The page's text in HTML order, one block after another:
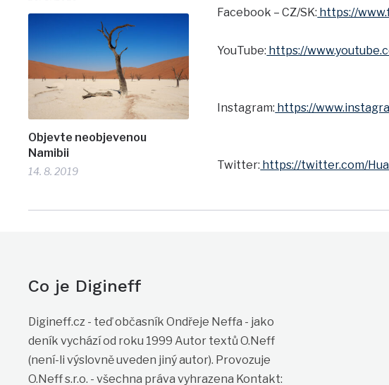
Objevte neobjevenou
Namibii
14. 8. 2019
Facebook – CZ/SK: https://
YouTube: https://
Instagram: https://
Twitter: https://twitter.com/
Co je Digineff
Digineff.cz - teď občasník Ondřeje Neffa - jako
deník vychází od roku 1999 Autor textů O.Neff
(není-li výslovně uveden jiný autor). Provozuje
O.Neff s.r.o. - všechna práva vyhrazena Kontakt: